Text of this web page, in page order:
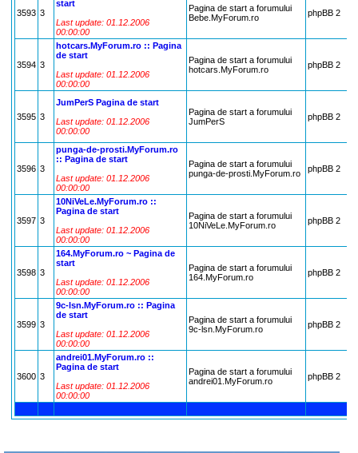
3593 3
start
Last update: 01.12.2006
00:00:00
Pagina de start a forumului
Bebe.MyForum.ro
phpBB 2
3594 3
hotcars.MyForum.ro :: Pagina
de start
Last update: 01.12.2006
00:00:00
Pagina de start a forumului
hotcars.MyForum.ro
phpBB 2
3595 3
JumPerS Pagina de start
Last update: 01.12.2006
00:00:00
Pagina de start a forumului
JumPerS
phpBB 2
3596 3
punga-de-prosti.MyForum.ro
:: Pagina de start
Last update: 01.12.2006
00:00:00
Pagina de start a forumului
punga-de-prosti.MyForum.ro
phpBB 2
3597 3
10NiVeLe.MyForum.ro ::
Pagina de start
Last update: 01.12.2006
00:00:00
Pagina de start a forumului
10NiVeLe.MyForum.ro
phpBB 2
3598 3
164.MyForum.ro ~ Pagina de
start
Last update: 01.12.2006
00:00:00
Pagina de start a forumului
164.MyForum.ro
phpBB 2
3599 3
9c-lsn.MyForum.ro :: Pagina
de start
Last update: 01.12.2006
00:00:00
Pagina de start a forumului
9c-lsn.MyForum.ro
phpBB 2
3600 3
andrei01.MyForum.ro ::
Pagina de start
Last update: 01.12.2006
00:00:00
Pagina de start a forumului
andrei01.MyForum.ro
phpBB 2